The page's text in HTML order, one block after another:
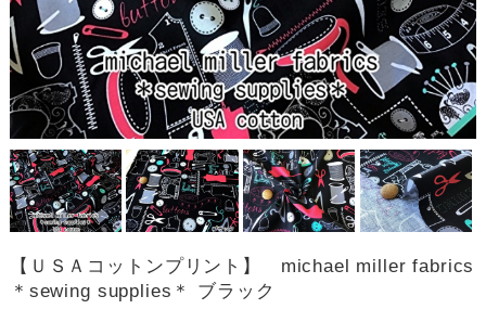
【ＵＳＡコットンプリント】 michael miller fabrics
＊sewing supplies＊ ブラック